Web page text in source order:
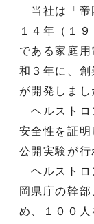
当社は「帝
１４年（１
である家庭
和３年に、
が開発しまし
ヘルストロ
安全性を証明
公開実験が行
ヘルストロ
岡県庁の幹
め、１００